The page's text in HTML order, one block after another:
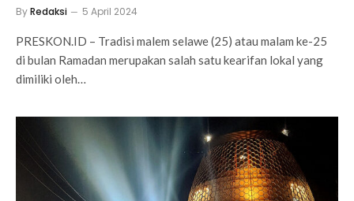
ByRedaksi 5 April 2024
PRESKON.ID – Tradisi malem selawe (25) atau malam ke-25
di bulan Ramadan merupakan salah satu kearifan lokal yang
dimiliki oleh…